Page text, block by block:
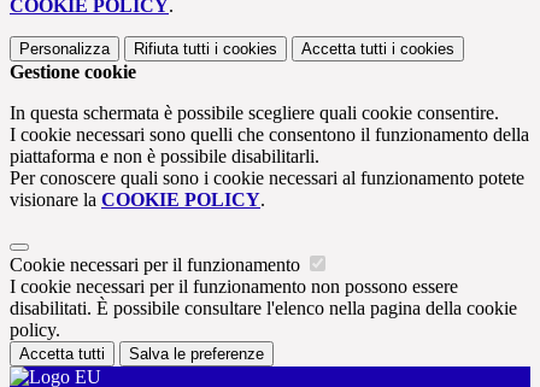
COOKIE POLICY.
Personalizza Rifiuta tutti i cookies Accetta tutti i cookies
Gestione cookie
In questa schermata è possibile scegliere quali cookie consentire.
I cookie necessari sono quelli che consentono il funzionamento della
piattaforma e non è possibile disabilitarli.
Per conoscere quali sono i cookie necessari al funzionamento potete
visionare la COOKIE POLICY.
Cookie necessari per il funzionamento
I cookie necessari per il funzionamento non possono essere
disabilitati. È possibile consultare l'elenco nella pagina della cookie
policy.
Accetta tutti Salva le preferenze